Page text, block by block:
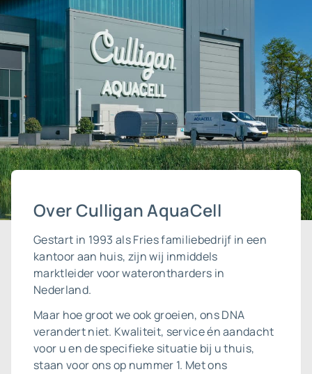
Over Culligan AquaCell
Gestart in 1993 als Fries familiebedrijf in een
kantoor aan huis, zijn wij inmiddels
marktleider voor waterontharders in
Nederland.
Maar hoe groot we ook groeien, ons DNA
verandert niet. Kwaliteit, service én aandacht
voor u en de specifieke situatie bij u thuis,
staan voor ons op nummer 1. Met ons